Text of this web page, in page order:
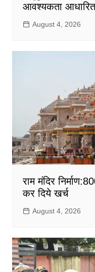
आवश्यकता आधारित
August 4, 2026
राम मंदिर
कर दिये खर्च
August 4, 2026